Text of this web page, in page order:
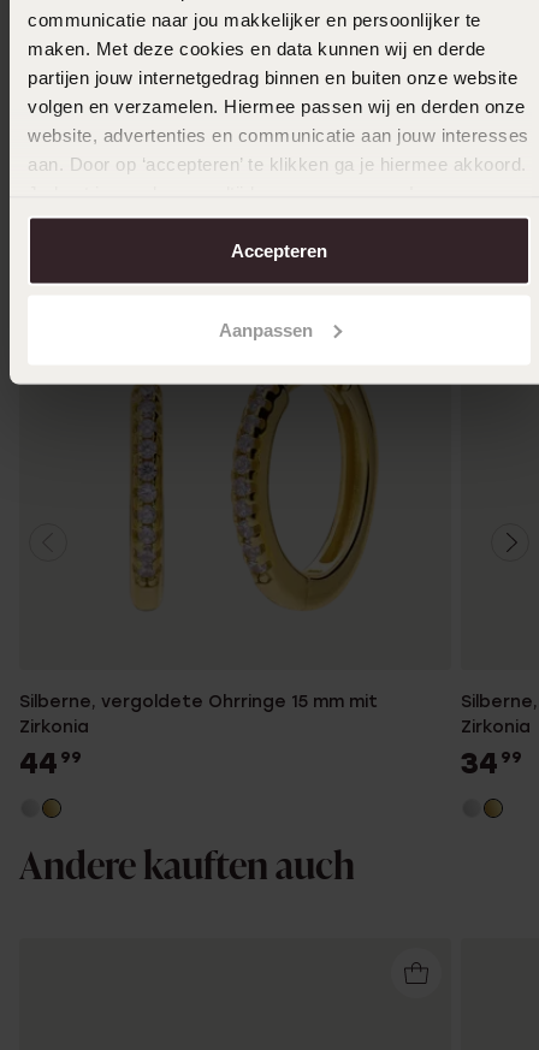
communicatie naar jou makkelijker en persoonlijker te
maken. Met deze cookies en data kunnen wij en derde
partijen jouw internetgedrag binnen en buiten onze website
volgen en verzamelen. Hiermee passen wij en derden onze
website, advertenties en communicatie aan jouw interesses
aan. Door op ‘accepteren’ te klikken ga je hiermee akkoord.
over in onscookiebeleid.
Accepteren
Aanpassen
In den Warenkorb legen
Das könnte dir gefallen
Silberne, vergoldete Ohrringe 15 mm mit
Zirkonia
44 99
Zirkonia
34 99
Andere kauften auch